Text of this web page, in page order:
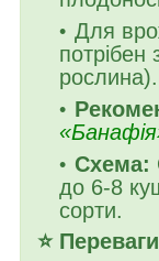
Для
потрібен
рослина).
Схема:
до 6-8
сорти.
⭐